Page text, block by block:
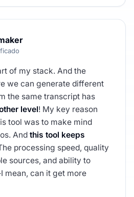
of my stack. And the
we can generate different
the same transcript has
level! My key reason
tool was to make mind
And this tool keeps
processing speed, quality
sources, and ability to
mean, can it get more